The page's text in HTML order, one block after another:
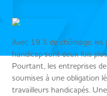
Avec 19 % de chômage,
handicap sont deux fois
Pourtant, les entreprises
soumises à une obligation
travailleurs handicapés.